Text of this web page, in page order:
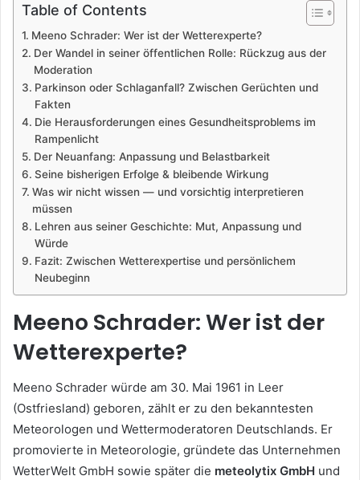
Table of Contents
Meeno Schrader: Wer ist der Wetterexperte?
Der Wandel in seiner öffentlichen Rolle: Rückzug aus der
Moderation
Parkinson oder Schlaganfall? Zwischen Gerüchten und
Fakten
Die Herausforderungen eines Gesundheitsproblems im
Rampenlicht
Der Neuanfang: Anpassung und Belastbarkeit
Seine bisherigen Erfolge & bleibende Wirkung
Was wir nicht wissen — und vorsichtig interpretieren
müssen
Lehren aus seiner Geschichte: Mut, Anpassung und
Würde
Fazit: Zwischen Wetterexpertise und persönlichem
Neubeginn
Meeno Schrader: Wer ist der
Wetterexperte?
Meeno Schrader würde am 30. Mai 1961 in Leer
(Ostfriesland) geboren, zählt er zu den bekanntesten
Meteorologen und Wettermoderatoren Deutschlands. Er
promovierte in Meteorologie, gründete das Unternehmen
WetterWelt GmbH sowie später die meteolytix GmbH und